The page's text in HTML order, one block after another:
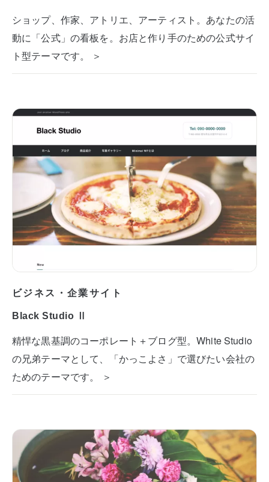
ショップ、作家、アトリエ、アーティスト。あなたの活
動に「公式」の看板を。お店と作り手のための公式サイ
ト型テーマです。 ＞
ビジネス・企業サイト
Black Studio Ⅱ
精悍な黒基調のコーポレート＋ブログ型。White Studio
の兄弟テーマとして、「かっこよさ」で選びたい会社の
ためのテーマです。 ＞